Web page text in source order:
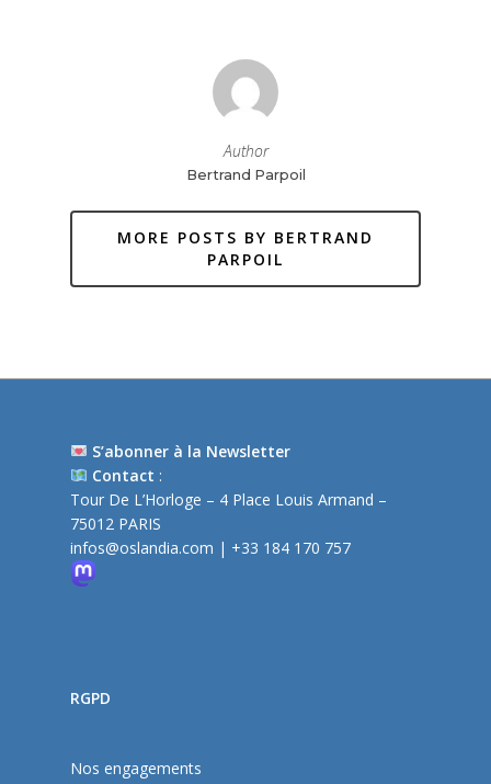
Author
Bertrand Parpoil
MORE POSTS BY BERTRAND
PARPOIL
S’abonner à la Newsletter
Contact :
Tour De L’Horloge – 4 Place Louis Armand –
75012 PARIS
infos@oslandia.com | +33 184 170 757
RGPD
Nos engagements